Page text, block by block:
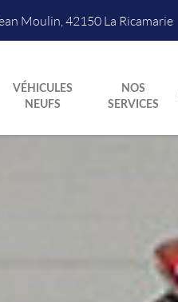
Moulin ,42150 La Ricamarie
VÉHICULES
NEUFS
NOS
SERVICES